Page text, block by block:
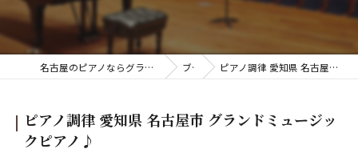
名古屋のピアノならグランドミュージックピアノ株式会社 ブログ ピアノ調律 愛知県 名古屋市 グランドミュージックピアノ♪
ピアノ調律 愛知県 名古屋市 グランドミュージッ
クピアノ♪